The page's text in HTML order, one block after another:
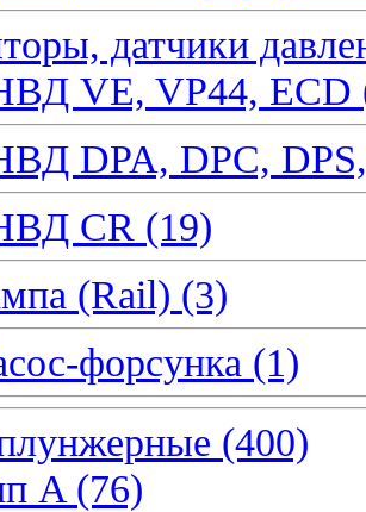
датчики
VE, VP44, ECD
DPA, DPC,
CR (19)
(Rail) (3)
форсунка (1)
(400)
A (76)